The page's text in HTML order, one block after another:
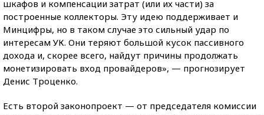
шкафов и компенсации затрат (или их части) за
построенные коллекторы. Эту идею поддерживает и
Минцифры, но в таком случае это сильный удар по
интересам УК. Они теряют большой кусок пассивного
дохода и, скорее всего, найдут причины продолжать
монетизировать вход провайдеров», — прогнозирует
Денис Троценко.
Есть второй законопроект — от председателя комиссии